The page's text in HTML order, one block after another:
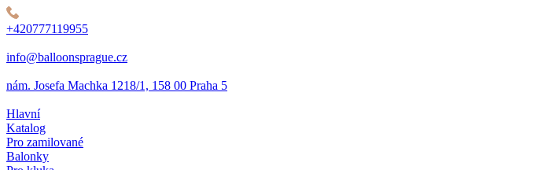
+420777119955
info@balloonsprague.cz
nám. Josefa Machka 1218/1, 158 00 Praha 5
Hlavní
Katalog
Pro zamilované
Balonky